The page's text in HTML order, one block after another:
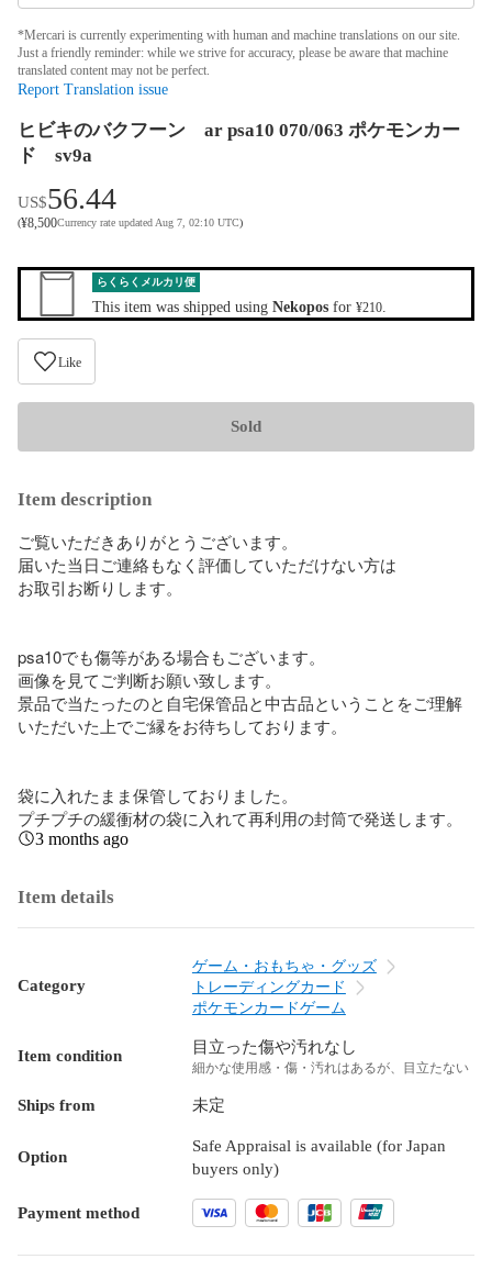
*Mercari is currently experimenting with human and machine translations on our site.
Just a friendly reminder: while we strive for accuracy, please be aware that machine
translated content may not be perfect.
Report Translation issue
ヒビキのバクフーン ar psa10 070/063 ポケモンカー
ド sv9a
US$56.44
(¥8,500Currency rate updated Aug 7, 02:10 UTC)
らくらくメルカリ便
This item was shipped using Nekopos for ¥210
Like
Sold
Item description
ご覧いただきありがとうございます。
届いた当日ご連絡もなく評価していただけない方は
お取引お断りします。
psa10でも傷等がある場合もございます。
画像を見てご判断お願い致します。
景品で当たったのと自宅保管品と中古品ということをご理解
いただいた上でご縁をお待ちしております。
袋に入れたまま保管しておりました。
プチプチの緩衝材の袋に入れて再利用の封筒で発送します。
3 months ago
Item details
Category
ゲーム・おもちゃ・グッズ
トレーディングカード
ポケモンカードゲーム
Item condition 目立った傷や汚れなし
細かな使用感・傷・汚れはあるが、目立たない
Ships from 未定
Option
Safe Appraisal is available (for Japan
buyers only)
Payment method